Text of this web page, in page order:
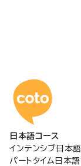
の
ペ
ー
コト
日本語コース
インテンシブ日本
パートタイム日本語